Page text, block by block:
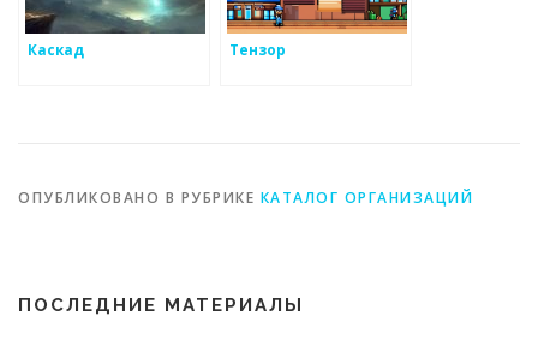
Каскад Тензор
ОПУБЛИКОВАНО В РУБРИКЕ КАТАЛОГ ОРГАНИЗАЦИЙ
ПОСЛЕДНИЕ МАТЕРИАЛЫ